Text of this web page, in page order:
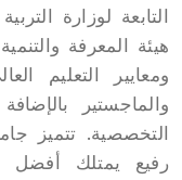
التابعة لوزارة
هيئة المعرفة
ومعايير التعليم
والماجستير
التخصصية. تتميز
رفيع يمتلك أفضل